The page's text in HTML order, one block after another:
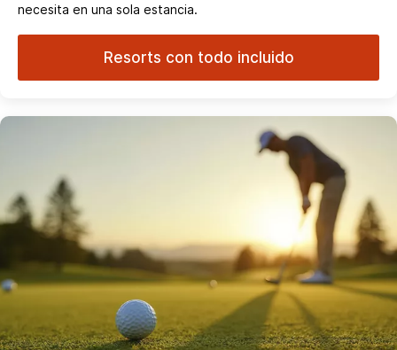
necesita en una sola estancia.
Resorts con todo incluido